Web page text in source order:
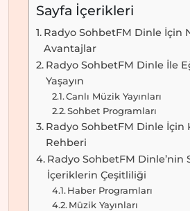
Sayfa İçerikleri
Radyo SohbetFM Dinle İçin
Avantajlar
Radyo SohbetFM Dinle İle
Yaşayın
Canlı Müzik Yayınları
Sohbet Programları
Radyo SohbetFM Dinle İçin
Rehberi
Radyo SohbetFM Dinle’nin
İçeriklerin Çeşitliliği
Haber Programları
Müzik Yayınları